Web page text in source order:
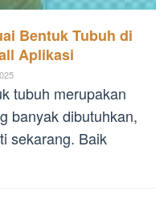
Bentuk Tubuh di
Aplikasi
tubuh merupakan
banyak dibutuhkan,
sekarang. Baik